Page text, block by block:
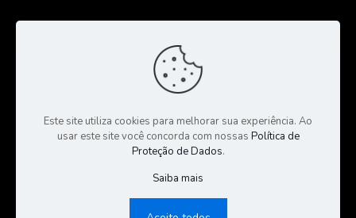
Este site utiliza cookies para melhorar sua experiência. Ao
usar este site você concorda com nossas Política de
Proteção de Dados.
Saiba mais